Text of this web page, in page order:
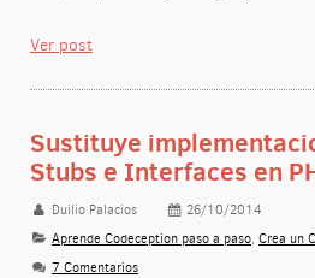
Ver post
Sustituye
Stubs e Interfaces en
Duilio Palacios
26/10/2014
Aprende Codeception paso a paso,Crea un
7 Comentarios